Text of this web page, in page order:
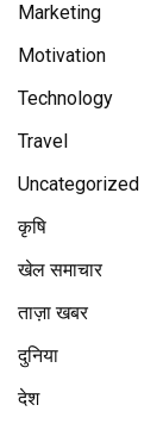
Marketing
Motivation
Technology
Travel
Uncategorized
कृषि
खेल समाचार
ताज़ा खबर
दुनिया
देश